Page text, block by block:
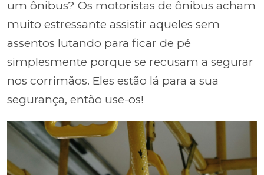
um ônibus? Os motoristas de ônibus acham
muito estressante assistir aqueles sem
assentos lutando para ficar de pé
simplesmente porque se recusam a segurar
nos corrimãos. Eles estão lá para a sua
segurança, então use-os!